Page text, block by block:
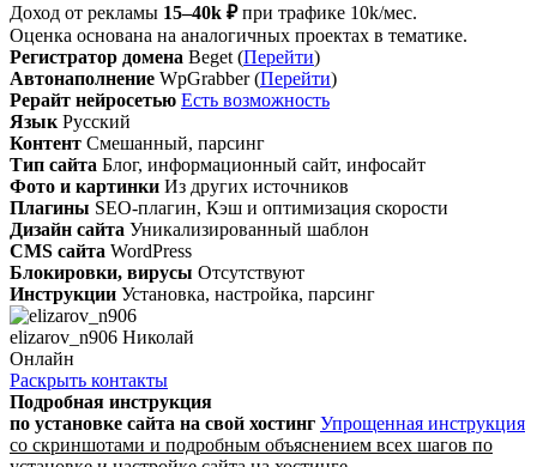
Доход от рекламы 15–40k ₽ при трафике 10k/мес.
Оценка основана на аналогичных проектах в тематике.
Регистратор домена Beget (Перейти)
Автонаполнение WpGrabber (Перейти)
Рерайт нейросетью Есть возможность
Язык Русский
Контент Смешанный, парсинг
Тип сайта Блог, информационный сайт, инфосайт
Фото и картинки Из других источников
Плагины SEO-плагин, Кэш и оптимизация скорости
Дизайн сайта Уникализированный шаблон
CMS сайта WordPress
Блокировки, вирусы Отсутствуют
Инструкции Установка, настройка, парсинг
elizarov_n906 Николай
Онлайн
Раскрыть контакты
Подробная инструкция
по установке сайта на свой хостинг Упрощенная инструкция
со скриншотами и подробным объяснением всех шагов по